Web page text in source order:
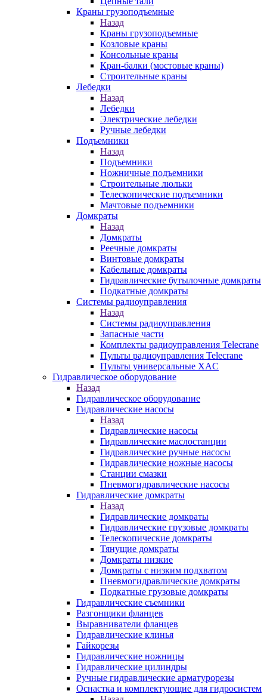
Краны грузоподъемные
Назад
Краны грузоподъемные
Козловые краны
Консольные краны
Кран-балки (мостовые краны)
Строительные краны
Лебедки
Назад
Лебедки
Электрические лебедки
Ручные лебедки
Подъемники
Назад
Подъемники
Ножничные подъемники
Строительные люльки
Телескопические подъемники
Мачтовые подъемники
Домкраты
Назад
Домкраты
Реечные домкраты
Винтовые домкраты
Кабельные домкраты
Гидравлические бутылочные домкраты
Подкатные домкраты
Системы радиоуправления
Назад
Системы радиоуправления
Запасные части
Комплекты радиоуправления Telecrane
Пульты радиоуправления Telecrane
Пульты универсальные XAC
Гидравлическое оборудование
Назад
Гидравлическое оборудование
Гидравлические насосы
Назад
Гидравлические насосы
Гидравлические маслостанции
Гидравлические ручные насосы
Гидравлические ножные насосы
Станции смазки
Пневмогидравлические насосы
Гидравлические домкраты
Назад
Гидравлические домкраты
Гидравлические грузовые домкраты
Телескопические домкраты
Тянущие домкраты
Домкраты низкие
Домкраты с низким подхватом
Пневмогидравлические домкраты
Подкатные грузовые домкраты
Гидравлические съемники
Разгонщики фланцев
Выравниватели фланцев
Гидравлические клинья
Гайкорезы
Гидравлические ножницы
Гидравлические цилиндры
Ручные гидравлические арматурорезы
Оснастка и комплектующие для гидросистем